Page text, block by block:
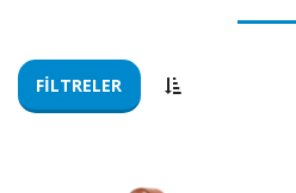
FILTRELER